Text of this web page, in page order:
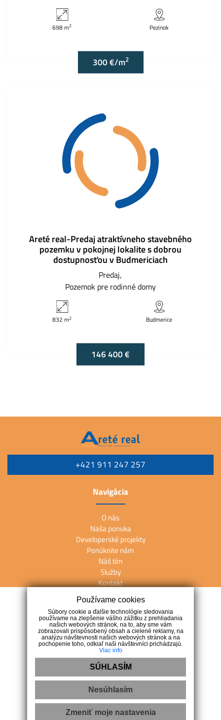
698 m2 Pezinok
300 €/m2
Areté real-Predaj atraktívneho stavebného
pozemku v pokojnej lokalite s dobrou
dostupnosťou v Budmericiach
Predaj
Pozemok pre rodinné domy
832 m2 Budmerice
146 400 €
+421 911 247 257
Navigácia
O nás
Naša ponuka
Developerské projekty
Ponúknite nám
Náš tím
Služby
Kontakt
Kontakt
M. R. Štefánika 27, 902 01 Pezinok
+421 911 247 257
info@arete.sk
Používame cookies
Súbory cookie a ďalšie technológie sledovania
používame na zlepšenie vášho zážitku z prehliadania
našich webových stránok, na to, aby sme vám
zobrazovali prispôsobený obsah a cielené reklamy, na
analýzu návštevnosti našich webových stránok a na
pochopenie toho, odkiaľ naši návštevníci prichádzajú.
Viac info
SÚHLASÍM
Nesúhlasím
Zmeniť moje nastavenia